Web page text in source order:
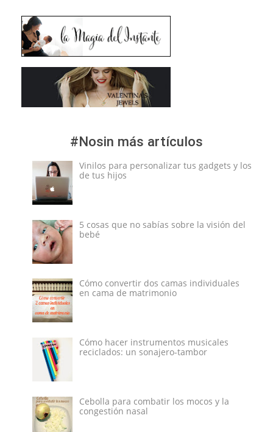
#Nosin más artículos
Vinilos para personalizar tus gadgets y los
de tus hijos
5 cosas que no sabías sobre la visión del
bebé
Cómo convertir dos camas individuales
en cama de matrimonio
Cómo hacer instrumentos musicales
reciclados: un sonajero-tambor
Cebolla para combatir los mocos y la
congestión nasal